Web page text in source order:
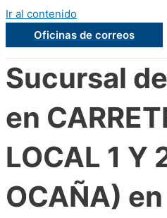
Ir al contenido
Oficinas de correos
Sucursal
en
LOCAL 1 Y
OCAÑA)